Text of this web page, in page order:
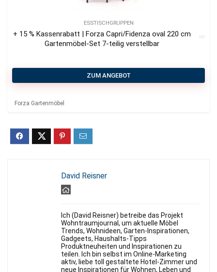
ESSTISCHGRUPPEN
+ 15 % Kassenrabatt | Forza Capri/Fidenza oval 220 cm
Gartenmöbel-Set 7-teilig verstellbar
ZUM ANGEBOT
Forza Gartenmöbel
David Reisner
Ich (David Reisner) betreibe das Projekt
Wohntraumjournal, um aktuelle Möbel
Trends, Wohnideen, Garten-Inspirationen,
Gadgeets, Haushalts-Tipps
Produktneuheiten und Inspirationen zu
teilen. Ich bin selbst im Online-Marketing
aktiv, liebe toll gestaltete Hotel-Zimmer und
neue Inspirationen für Wohnen, Leben und